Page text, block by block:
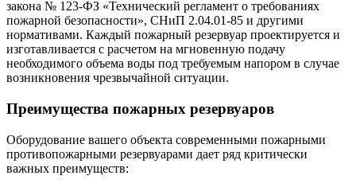
закона № 123-ФЗ «Технический регламент о требованиях
пожарной безопасности», СНиП 2.04.01-85 и другими
нормативами. Каждый пожарный резервуар проектируется и
изготавливается с расчетом на мгновенную подачу
необходимого объема воды под требуемым напором в случае
возникновения чрезвычайной ситуации.
Преимущества пожарных резервуаров
Оборудование вашего объекта современными пожарными
противопожарными резервуарами дает ряд критически
важных преимуществ: